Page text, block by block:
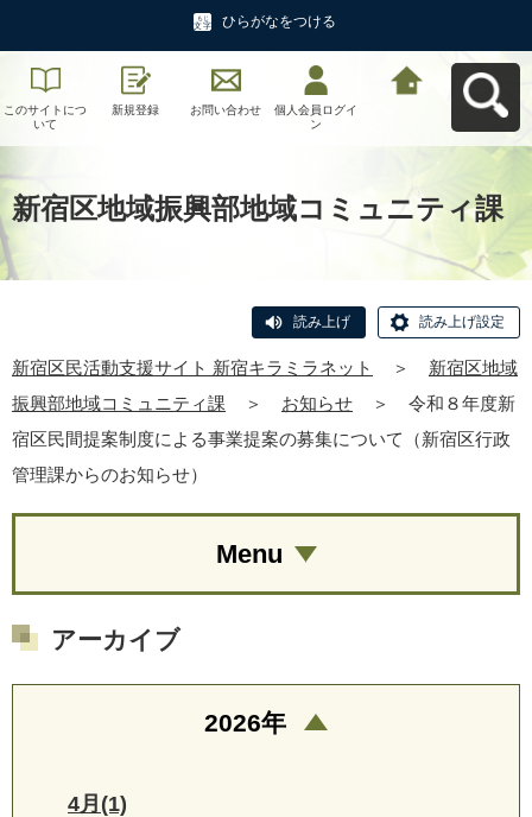
ひらがなをつける
このサイトにつ
いて
新規登録 お問い合わせ
個人会員ログイ
ン
新宿区地域振興部地域コミュニティ課
読み上げ 読み上げ設定
新宿区民活動支援サイト 新宿キラミラネット ＞
新宿区地域
振興部地域コミュニティ課
＞ お知らせ ＞
令和８年度新
宿区民間提案制度による事業提案の募集について（新宿区行政
管理課からのお知らせ）
Menu
アーカイブ
2026年
4月(1)